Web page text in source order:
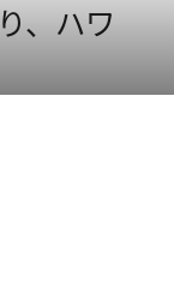
、ハワ